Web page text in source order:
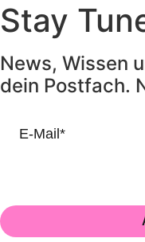
Stay
News, Wissen
dein Postfach.